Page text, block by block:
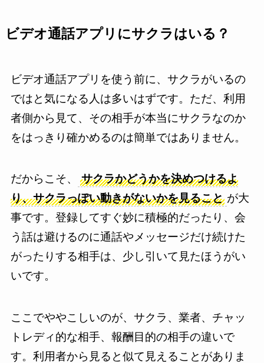
ビデオ通話アプリにサクラはいる？
ビデオ通話アプリを使う前に、サクラがいるの
ではと気になる人は多いはずです。ただ、利用
者側から見て、その相手が本当にサクラなのか
をはっきり確かめるのは簡単ではありません。
だからこそ、
サクラかどうかを決めつけるよ
り、サクラっぽい動きがないかを見ること が大
事です。登録してすぐ妙に積極的だったり、会
う話は避けるのに通話やメッセージだけ続けた
がったりする相手は、少し引いて見たほうがい
いです。
ここでややこしいのが、サクラ、業者、チャッ
トレディ的な相手、報酬目的の相手の違いで
す。利用者から見ると似て見えることがありま